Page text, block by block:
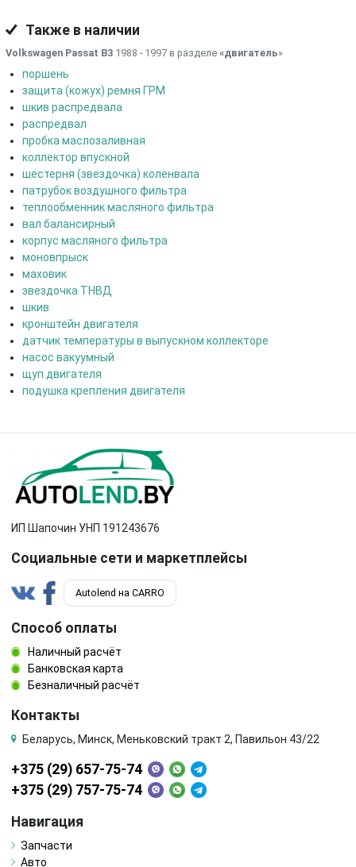
Также в наличии
Volkswagen Passat B3 1988 - 1997 в разделе «двигатель»
поршень
защита (кожух) ремня ГРМ
шкив распредвала
распредвал
пробка маслозаливная
коллектор впускной
шестерня (звездочка) коленвала
патрубок воздушного фильтра
теплообменник масляного фильтра
вал балансирный
корпус масляного фильтра
моновпрыск
маховик
звездочка ТНВД
шкив
кронштейн двигателя
датчик температуры в выпускном коллекторе
насос вакуумный
щуп двигателя
подушка крепления двигателя
ИП Шапочин УНП 191243676
Социальные сети и маркетплейсы
Autolend на CARRO
Способ оплаты
Наличный расчёт
Банковская карта
Безналичный расчёт
Контакты
Беларусь, Минск, Меньковский тракт 2, Павильон 43/22
+375 (29) 657-75-74
+375 (29) 757-75-74
Навигация
Запчасти
Авто